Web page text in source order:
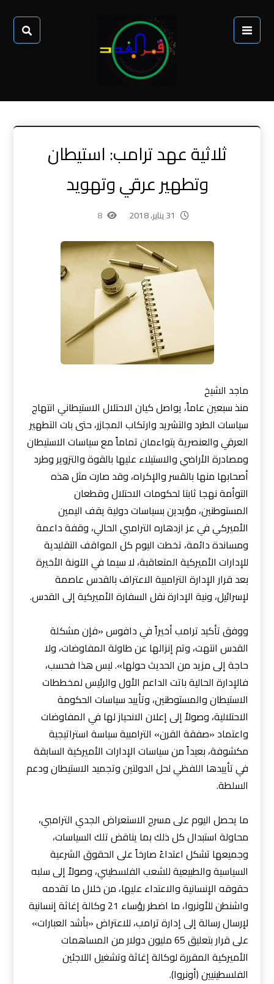
ثلاثية عهد ترامب: استيطان
وتطهير عرقي وتهويد
31 يناير، 2018 8
ماجد الشيخ
منذ سبعين عاماً، يواصل كيان الاحتلال الاستيطاني انتهاج
سياسات الطرد والتشريد وارتكاب المجازر، حتى بات التطهير
العرقي والعنصرية يتواءمان تماماً مع سياسات الاستيطان
ومصادرة الأراضي والاستيلاء عليها بالقوة والتزوير وطرد
أصحابها منها بالقسر والإكراه، وقد صارت مثل هذه
التوأمة نهجا ثابتا لحكومات الاحتلال وقطعان
المستوطنين، مؤيدين بسياسات دولية يقف اليمين
الأميركي في عز ازدهاره الترامبي الحالي، وقفة داعمة
ومساندة دائمة، تخطت اليوم كل المواقف التقليدية
للإدارات الأميركية المتعاقبة، لا سيما في الآونة الأخيرة
بعد قرار الإدارة الترامبية الاعتراف بالقدس عاصمة
لإسرائيل، ونية الإدارة نقل السفارة الأميركية إلى القدس.
ووفق تأكيد ترامب أخيراً في دافوس «فإن مشكلة
القدس انتهت، وتم إنزالها عن طاولة المفاوضات، ولا
حاجة إلى مزيد من الحديث حولها». ليس هذا فحسب،
فالإدارة الحالية باتت الداعم الأول والرئيس لمخططات
الاستيطان والمستوطنين، وتأييد سياسات الحكومة
الاحتلالية، وصولاً إلى إعلان الانحياز لها في المفاوضات
واعتماد «صفقة القرن» الترامبية سياسة استراتيجية
مكشوفة، بعيداً من سياسات الإدارات الأميركية السابقة
في تأييدها اللفظي لحل الدولتين وتجميد الاستيطان ودعم
السلطة.
ما يحصل اليوم على مسرح الاستعراض الجدي الترامبي،
محاولة استبدال كل ذلك بما يناقض تلك السياسات،
وجميعها تشكل اعتداءً صارخاً على الحقوق الشرعية
السياسية والطبيعية للشعب الفلسطيني، وصولاً إلى سلبه
حقوقه الإنسانية والاعتداء عليها، من خلال ما تقدمه
واشنطن للأونروا، ما اضطر رؤساء 21 وكالة إغاثة إنسانية
لإرسال رسالة إلى إدارة ترامب، للاعتراض «بأشد العبارات»
على قرار بتعليق 65 مليون دولار من المساهمات
الأميركية المقررة لوكالة إغاثة وتشغيل اللاجئين
الفلسطينيين (أونروا).